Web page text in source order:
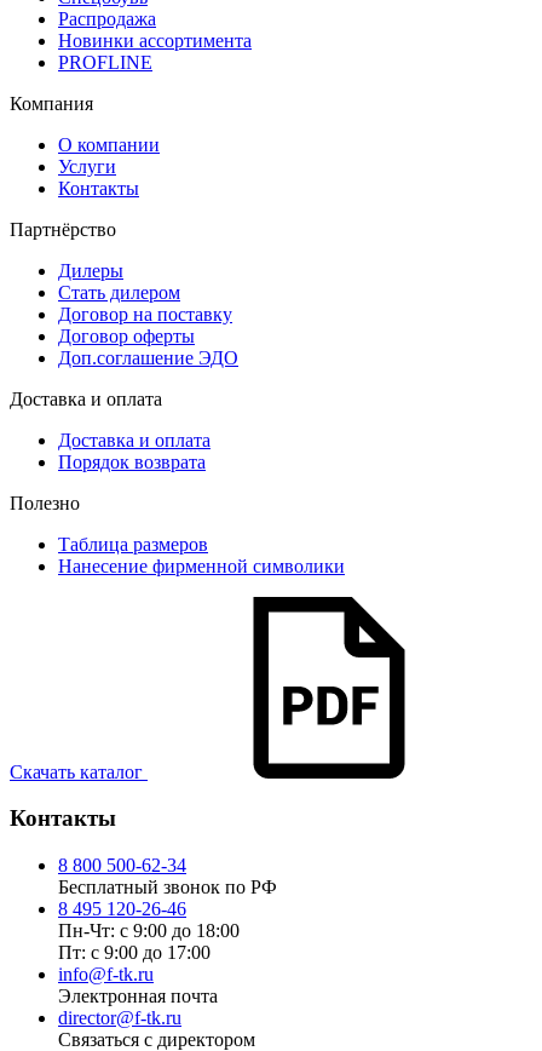
Распродажа
Новинки ассортимента
PROFLINE
Компания
О компании
Услуги
Контакты
Партнёрство
Дилеры
Стать дилером
Договор на поставку
Договор оферты
Доп.соглашение ЭДО
Доставка и оплата
Доставка и оплата
Порядок возврата
Полезно
Таблица размеров
Нанесение фирменной символики
Скачать каталог
Контакты
8 800 500-62-34
Бесплатный звонок по РФ
8 495 120-26-46
Пн-Чт: с 9:00 до 18:00
Пт: с 9:00 до 17:00
info@f-tk.ru
Электронная почта
director@f-tk.ru
Связаться с директором